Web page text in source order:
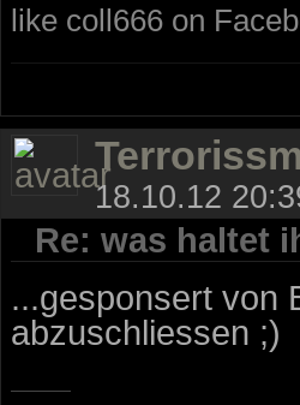
like coll666 on
18.10.12
Re: was haltet
...gesponsert von
abzuschliessen ;)